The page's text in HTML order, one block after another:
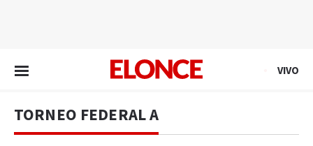
VIVO
TORNEO FEDERAL A